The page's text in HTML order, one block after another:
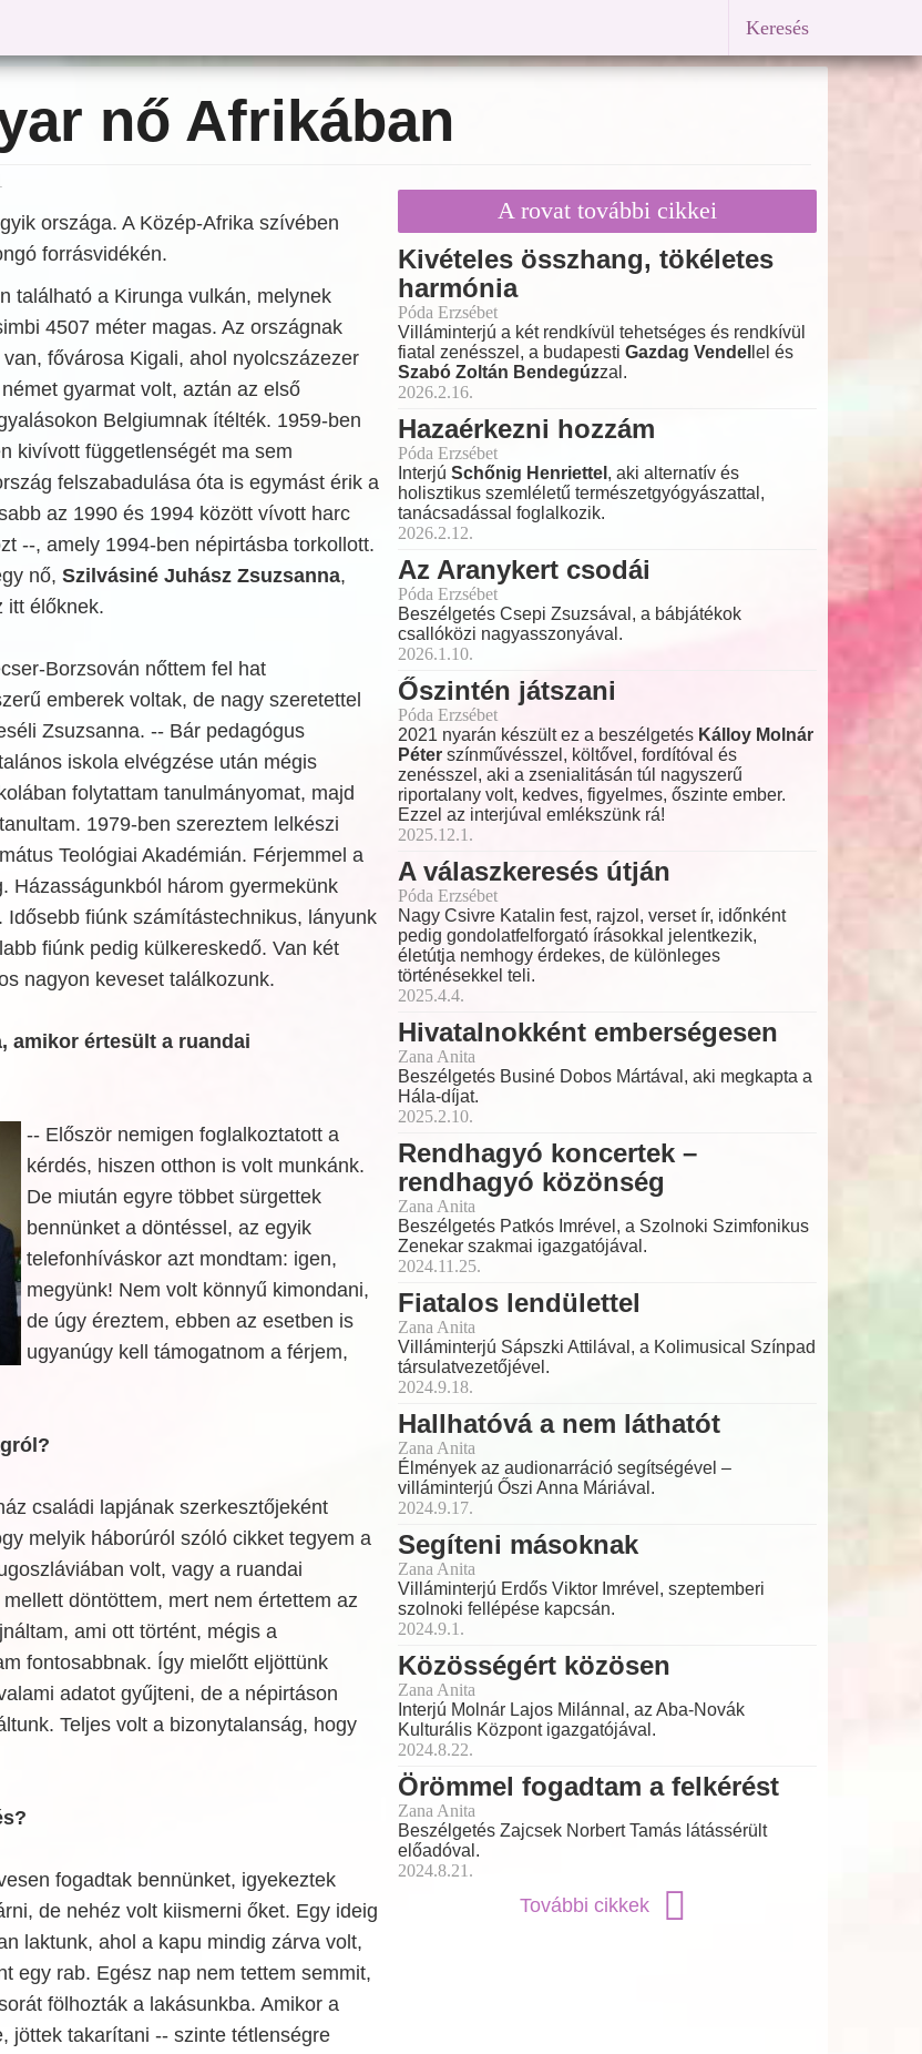
Keresés
nő Afrikában
országa. A Közép-Afrika szívében
forrásvidékén.
található a Kirunga vulkán, melynek
4507 méter magas. Az országnak
fővárosa Kigali, ahol nyolcszázezer
gyarmat volt, aztán az első
Belgiumnak ítélték. 1959-ben
kivívott függetlenségét ma sem
felszabadulása óta is egymást érik a
az 1990 és 1994 között vívott harc
--, amely 1994-ben népirtásba torkollott.
nő, Szilvásiné Juhász Zsuzsanna,
itt élőknek.
Borzsován nőttem fel hat
emberek voltak, de nagy szeretettel
Zsuzsanna. -- Bár pedagógus
iskola elvégzése után mégis
folytattam tanulmányomat, majd
1979-ben szereztem lelkészi
Teológiai Akadémián. Férjemmel a
Házasságunkból három gyermekünk
fiúnk számítástechnikus, lányunk
fiúnk pedig külkereskedő. Van két
nagyon keveset találkozunk.
amikor értesült a ruandai
-- Először nemigen foglalkoztatott a
kérdés, hiszen otthon is volt munkánk.
De miután egyre többet sürgettek
bennünket a döntéssel, az egyik
telefonhíváskor azt mondtam: igen,
megyünk! Nem volt könnyű kimondani,
de úgy éreztem, ebben az esetben is
ugyanúgy kell támogatnom a férjem,
családi lapjának szerkesztőjeként
melyik háborúról szóló cikket tegyem a
volt, vagy a ruandai
döntöttem, mert nem értettem az
ami ott történt, mégis a
fontosabbnak. Így mielőtt eljöttünk
adatot gyűjteni, de a népirtáson
Teljes volt a bizonytalanság, hogy
fogadtak bennünket, igyekeztek
de nehéz volt kiismerni őket. Egy ideig
laktunk, ahol a kapu mindig zárva volt,
egy rab. Egész nap nem tettem semmit,
fölhozták a lakásunkba. Amikor a
jöttek takarítani -- szinte tétlenségre
A rovat további cikkei
Kivételes összhang, tökéletes
harmónia
Póda Erzsébet
Villáminterjú a két rendkívül tehetséges és rendkívül
fiatal zenésszel, a budapesti Gazdag Vendel lel és
Szabó Zoltán Bendegúzzal.
2026.2.16.
Hazaérkezni hozzám
Póda Erzsébet
Interjú Schőnig Henriettel , aki alternatív és
holisztikus szemléletű természetgyógyászattal,
tanácsadással foglalkozik.
2026.2.12.
Az Aranykert csodái
Póda Erzsébet
Beszélgetés Csepi Zsuzsával, a bábjátékok
csallóközi nagyasszonyával.
2026.1.10.
Őszintén játszani
Póda Erzsébet
2021 nyarán készült ez a beszélgetés Kálloy Molnár
Péter színművésszel, költővel, fordítóval és
zenésszel, aki a zsenialitásán túl nagyszerű
riportalany volt, kedves, figyelmes, őszinte ember.
Ezzel az interjúval emlékszünk rá!
2025.12.1.
A válaszkeresés útján
Póda Erzsébet
Nagy Csivre Katalin fest, rajzol, verset ír, időnként
pedig gondolatfelforgató írásokkal jelentkezik,
életútja nemhogy érdekes, de különleges
történésekkel teli.
2025.4.4.
Hivatalnokként emberségesen
Zana Anita
Beszélgetés Businé Dobos Mártával, aki megkapta a
Hála-díjat.
2025.2.10.
Rendhagyó koncertek –
rendhagyó közönség
Zana Anita
Beszélgetés Patkós Imrével, a Szolnoki Szimfonikus
Zenekar szakmai igazgatójával.
2024.11.25.
Fiatalos lendülettel
Zana Anita
Villáminterjú Sápszki Attilával, a Kolimusical Színpad
társulatvezetőjével.
2024.9.18.
Hallhatóvá a nem láthatót
Zana Anita
Élmények az audionarráció segítségével –
villáminterjú Őszi Anna Máriával.
2024.9.17.
Segíteni másoknak
Zana Anita
Villáminterjú Erdős Viktor Imrével, szeptemberi
szolnoki fellépése kapcsán.
2024.9.1.
Közösségért közösen
Zana Anita
Interjú Molnár Lajos Milánnal, az Aba-Novák
Kulturális Központ igazgatójával.
2024.8.22.
Örömmel fogadtam a felkérést
Zana Anita
Beszélgetés Zajcsek Norbert Tamás látássérült
előadóval.
2024.8.21.
További cikkek